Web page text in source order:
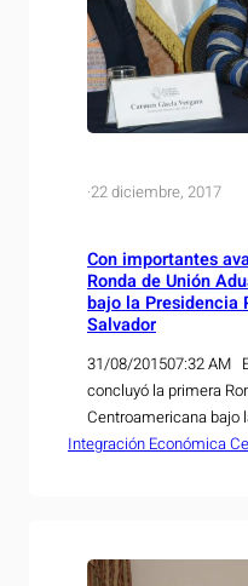
·22 diciembre, 2017
Con importantes
Ronda de Unión
bajo la Presidencia
Salvador
31/08/201507:32 AM
concluyó la primera
Centroamericana bajo
El Salvador, en la cual
Integración Económica